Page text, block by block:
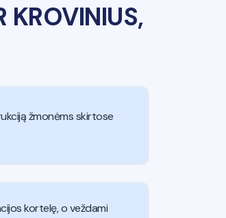
KROVINIUS,
žmonėms skirtose
kortelę, o veždami